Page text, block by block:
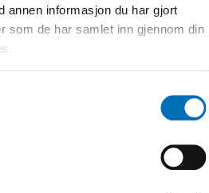
annen informasjon du har gjort
som de har samlet inn gjennom din